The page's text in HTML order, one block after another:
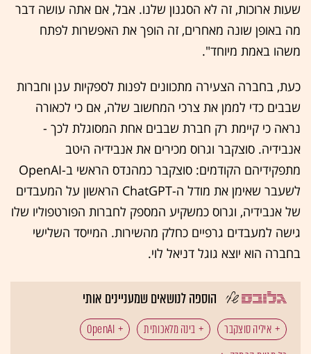
שעות ארוכות, זה לא הסגנון שלנו. אבל, אם אתה עושה דבר
מה באופן שונה מאחרים, זה הופך את האפשרות לפתח
משהו באמת מיוחד".
כעת, בחברה הצעירה מתכוונים לפנות לספקיות ענן וחברות
שבבים כדי לממן את צרכי המחשוב שלה, אם כי לכאורה
נראה כי קיימת רק חברת שבבים אחת המסוגלת לכך -
אנבידיה. סוצקבר וגרוס מכירים את אנבידיה היטב
מתפקידיהם הקודמים: סוצקבר כמהנדס הראשי ב-OpenAI
לשעבר שאימן את מודל ה-ChatGPT הראשון על המעבדים
של אנבידיה, וגרוס כמשקיע המספק לחברות הפורטפוליו שלו
גישה למעבדים גרפיים כחלק מהשירות. המייסד השלישי
בחברה הוא יוצא גוגל דניאל לוי.
הוספה לנושאים שמעניינים אותי
איליה סוצקבר בינה מלאכותית
OpenAI